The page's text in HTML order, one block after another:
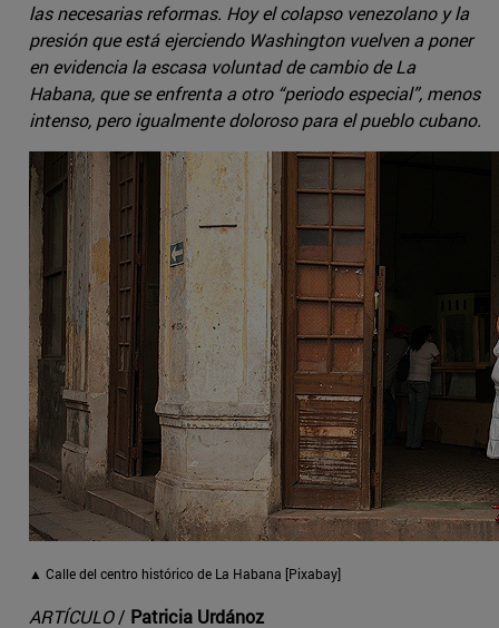
las necesarias reformas. Hoy el colapso venezolano y la
presión que está ejerciendo Washington vuelven a poner
en evidencia la escasa voluntad de cambio de La
Habana, que se enfrenta a otro “periodo especial”, menos
intenso, pero igualmente doloroso para el pueblo cubano.
▲ Calle del centro histórico de La Habana [Pixabay]
ARTÍCULO/ Patricia Urdánoz